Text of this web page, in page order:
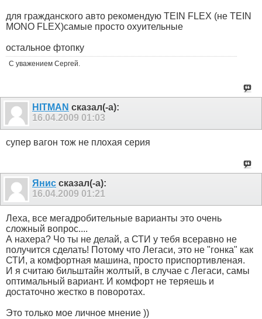
для гражданского авто рекомендую TEIN FLEX (не TEIN
MONO FLEX)самые просто охуительные
остальное фтопку
С уважением Сергей.
HITMAN сказал(-а):
16.04.2009 01:03
супер вагон тож не плохая серия
Янис сказал(-а):
16.04.2009 01:21
Леха, все мегадробительные варианты это очень
сложный вопрос....
А нахера? Чо ты не делай, а СТИ у тебя всеравно не
получится сделать! Потому что Легаси, это не "гонка" как
СТИ, а комфортная машина, просто приспортивленая.
И я считаю бильштайн жолтый, в случае с Легаси, самы
оптимальный вариант. И комфорт не теряешь и
достаточно жестко в поворотах.
Это только мое личное мнение ))